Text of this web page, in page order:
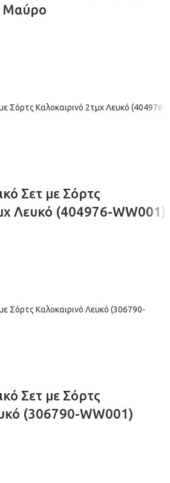
Μαύρο
Σετ με Σόρτς
Λευκό (404976-WW001)
Σετ με Σόρτς
(306790-WW001)